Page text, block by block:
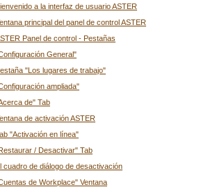
a la interfaz de usuario ASTER
principal del panel de control ASTER
Panel de control - Pestañas
General"
"Los lugares de trabajo"
ampliada"
de" Tab
de activación ASTER
"Activación en línea"
/ Desactivar" Tab
cuadro de diálogo de desactivación
de Workplace" Ventana